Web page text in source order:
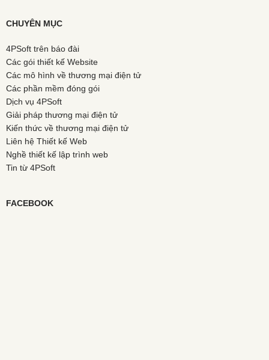
CHUYÊN MỤC
4PSoft trên báo đài
Các gói thiết kế Website
Các mô hình về thương mại điện tử
Các phần mềm đóng gói
Dịch vụ 4PSoft
Giải pháp thương mại điện tử
Kiến thức về thương mại điện tử
Liên hệ Thiết kế Web
Nghề thiết kế lập trình web
Tin từ 4PSoft
FACEBOOK